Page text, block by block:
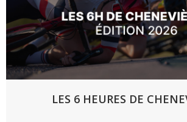
LES 6 HEURES DE